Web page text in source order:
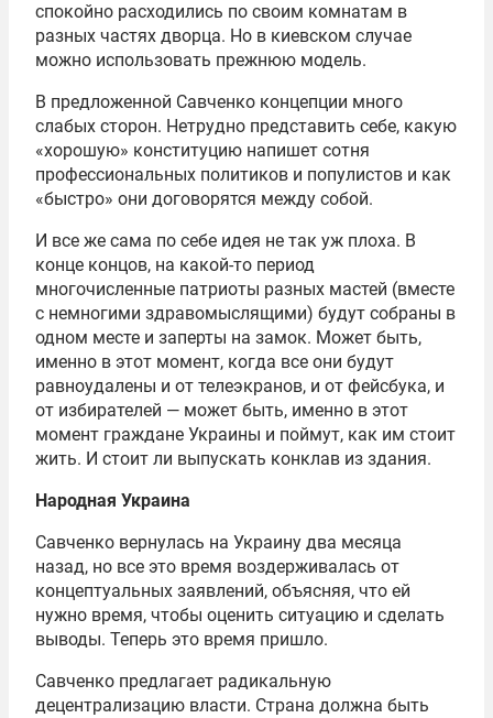
спокойно расходились по своим комнатам в
разных частях дворца. Но в киевском случае
можно использовать прежнюю модель.
В предложенной Савченко концепции много
слабых сторон. Нетрудно представить себе, какую
«хорошую» конституцию напишет сотня
профессиональных политиков и популистов и как
«быстро» они договорятся между собой.
И все же сама по себе идея не так уж плоха. В
конце концов, на какой-то период
многочисленные патриоты разных мастей (вместе
с немногими здравомыслящими) будут собраны в
одном месте и заперты на замок. Может быть,
именно в этот момент, когда все они будут
равноудалены и от телеэкранов, и от фейсбука, и
от избирателей — может быть, именно в этот
момент граждане Украины и поймут, как им стоит
жить. И стоит ли выпускать конклав из здания.
Народная Украина
Савченко вернулась на Украину два месяца
назад, но все это время воздерживалась от
концептуальных заявлений, объясняя, что ей
нужно время, чтобы оценить ситуацию и сделать
выводы. Теперь это время пришло.
Савченко предлагает радикальную
децентрализацию власти. Страна должна быть